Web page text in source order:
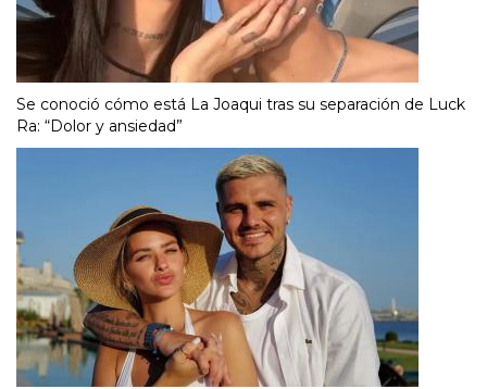
Se conoció cómo está La Joaqui tras su separación de Luck
Ra: “Dolor y ansiedad”